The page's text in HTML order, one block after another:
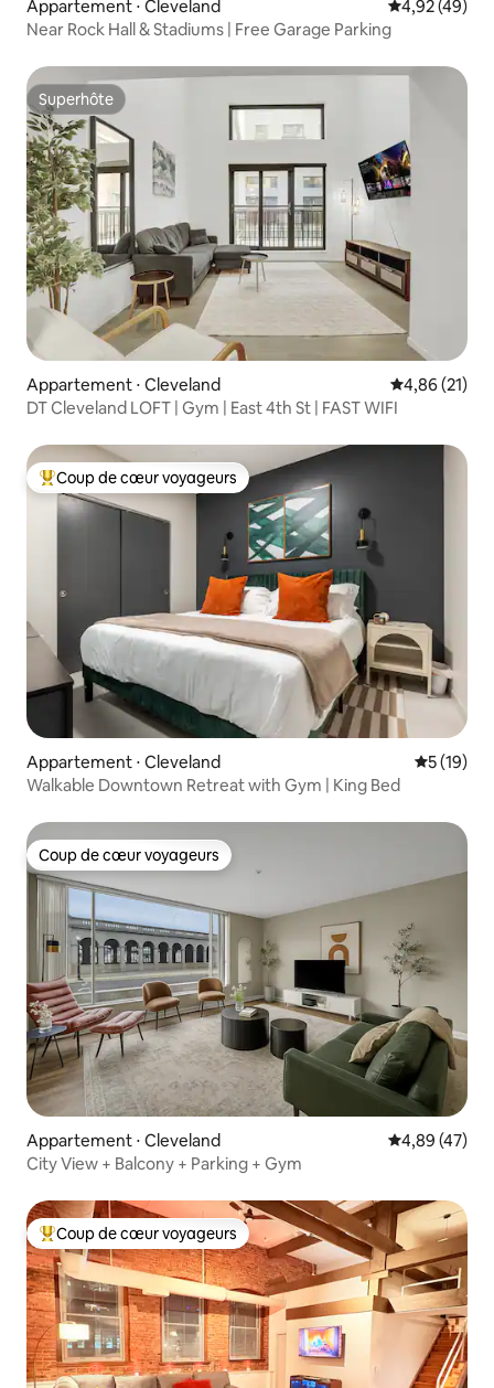
Appartement ⋅ Cleveland Évaluation
4,92 (49)
Near Rock Hall & Stadiums | Free Garage Parking
Superhôte
Superhôte
Appartement ⋅ Cleveland Évaluation
4,86 (21)
DT Cleveland LOFT | Gym | East 4th St | FAST WIFI
Coups de cœur voyageurs les plus appréciés
Coup de cœur voyageurs
Appartement ⋅ Cleveland
5 (19)
Walkable Downtown Retreat with Gym | King Bed
Coup de cœur voyageurs
Coup de cœur voyageurs
Appartement ⋅ Cleveland Évaluation
4,89 (47)
City View + Balcony + Parking + Gym
Coups de cœur voyageurs les plus appréciés
Coup de cœur voyageurs